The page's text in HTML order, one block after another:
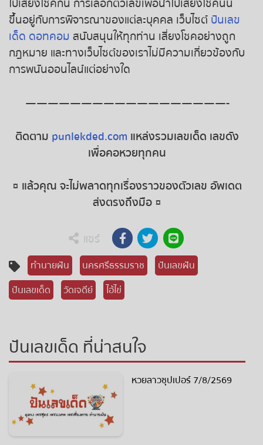
ไปเสี่ยงโชคกัน การเลือกตัวเลขเพื่อนำไปเสี่ยงโชคนั้น
ขึ้นอยู่กับการพิจารณาของแต่ละบุคคล เว็บไซต์ ปันเลข
เด็ด ดอทคอม สนับสนุนให้ทุกท่าน เสี่ยงโชคอย่างถูก
กฎหมาย และทางเว็บไซต์ของเราไม่มีความเกี่ยวข้องกับ
การพนันออนไลน์แต่อย่างใด
——————————————————-
ติดตาม punlekded.com แหล่งรวมเลขเด็ด เลขดัง
เพื่อคอหวยทุกคน
¤ แล้วคุณ จะไม่พลาดทุกเรื่องราวของตัวเลข อัพเดต
ส่งตรงถึงมือ ¤
แชร์
ทำนายฝัน นครศรีธรรมราช
ปันเลขฝัน
ปันเลขเด็ด
วัดเจดีย์ ไอ้ไข่
ปันเลขเด็ด ที่น่าสนใจ
หวยลาวซุปเปอร์ 7/8/2569